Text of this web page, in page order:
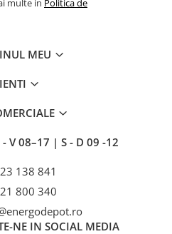
multe in Politica de
MEU
- V 08–17 | S - D 09 -12
138 841
800 340
NE IN SOCIAL MEDIA